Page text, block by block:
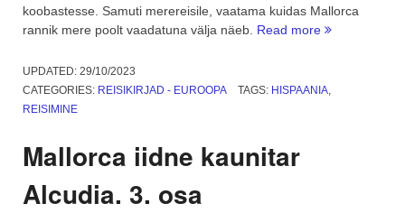
koobastesse. Samuti merereisile, vaatama kuidas Mallorca
rannik mere poolt vaadatuna välja näeb. Read more “Draakoni
Vahemerel.
UPDATED: 29/10/2023
CATEGORIES: REISIKIRJAD - EUROOPA TAGS: HISPAANIA,
REISIMINE
Mallorca iidne kaunitar
Alcudia. 3. osa